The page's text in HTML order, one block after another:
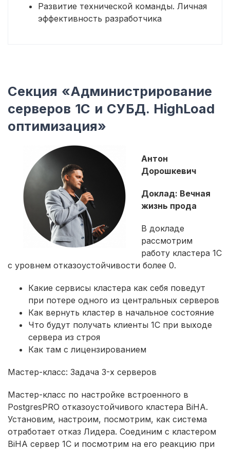
Развитие технической команды. Личная
эффективность разработчика
Секция «Администрирование
серверов 1С и СУБД. HighLoad
оптимизация»
Антон
Дорошкевич
Доклад: Вечная
жизнь прода
В докладе
рассмотрим
работу кластера 1С
с уровнем отказоустойчивости более 0.
Какие сервисы кластера как себя поведут
при потере одного из центральных серверов
Как вернуть кластер в начальное состояние
Что будут получать клиенты 1С при выходе
сервера из строя
Как там с лицензированием
Мастер-класс: Задача 3-х серверов
Мастер-класс по настройке встроенного в
PostgresPRO отказоустойчивого кластера BiHA.
Установим, настроим, посмотрим, как система
отработает отказ Лидера. Соединим с кластером
BiHA сервер 1С и посмотрим на его реакцию при